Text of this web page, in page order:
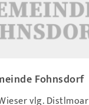
Fohnsdorf
vlg. Distlmoar